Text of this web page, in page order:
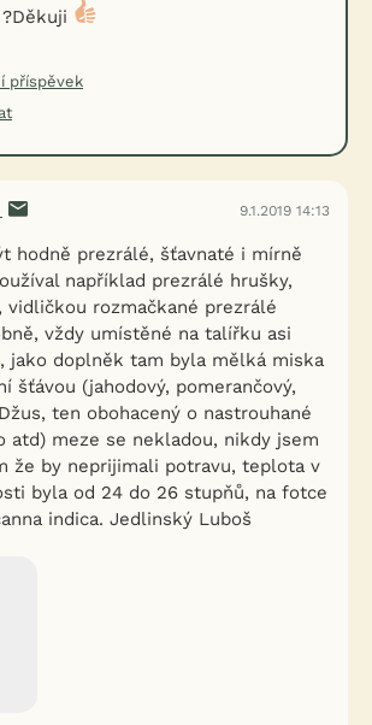
příspěvek
9.1.2019 14:13
hodně prezrálé, šťavnaté i mírně
například prezrálé hrušky,
vidličkou rozmačkané prezrálé
vždy umístěné na talířku asi
jako doplněk tam byla mělká miska
šťávou (jahodový, pomerančový,
ten obohacený o nastrouhané
atd) meze se nekladou, nikdy jsem
že by neprijimali potravu, teplota v
byla od 24 do 26 stupňů, na fotce
indica. Jedlinský Luboš